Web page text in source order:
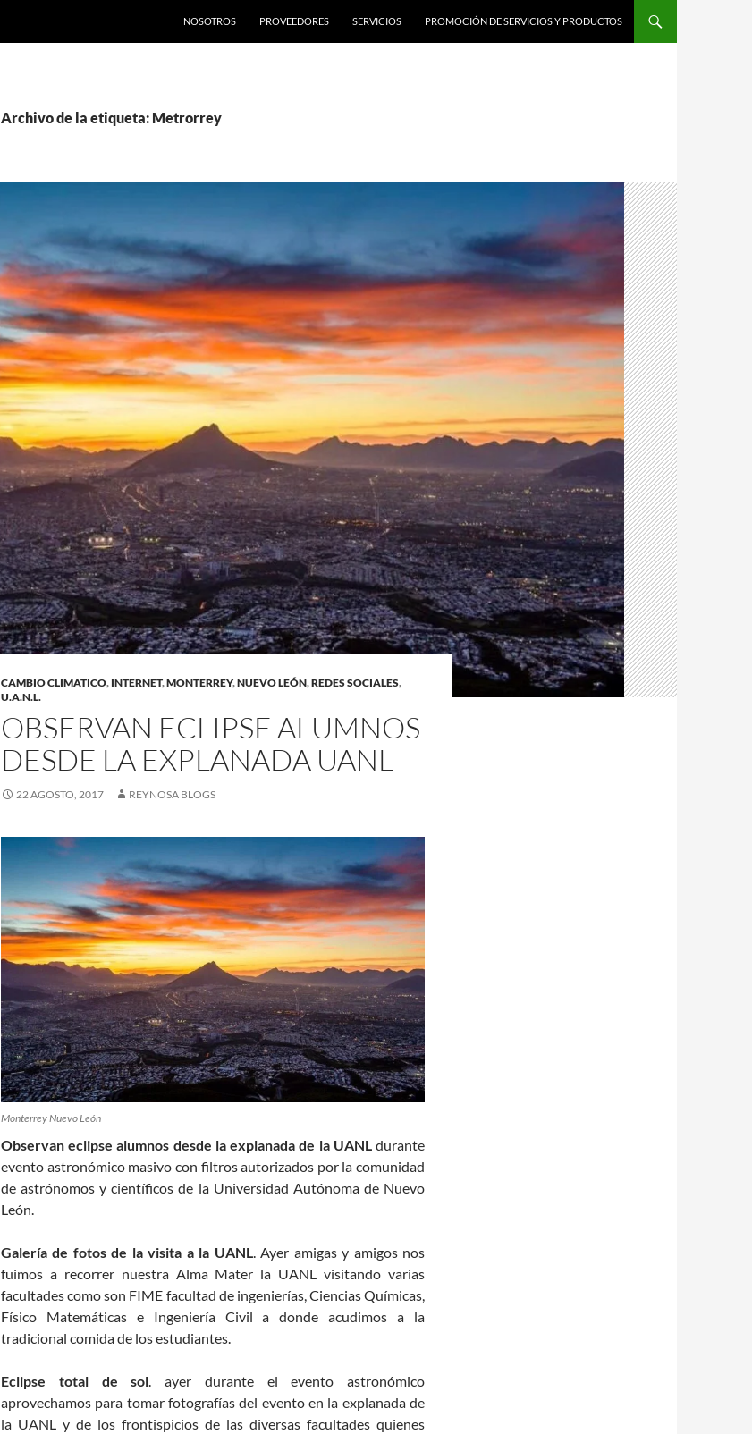
NOSOTROS
PROVEEDORES SERVICIOS PROMOCIÓN DE SERVICIOS Y PRODUCTOS
Archivo de la etiqueta: Metrorrey
CAMBIO CLIMATICO, INTERNET,MONTERREY,NUEVO LEÓN,REDES SOCIALES,
U.A.N.L.
OBSERVAN ECLIPSE ALUMNOS
DESDE LA EXPLANADA UANL
22 AGOSTO, 2017 REYNOSA BLOGS
Monterrey Nuevo León
Observan eclipse alumnos desde la explanada de la UANL durante
evento astronómico masivo con filtros autorizados por la comunidad
de astrónomos y científicos de la Universidad Autónoma de Nuevo
León.
Galería de fotos de la visita a la UANL
. Ayer amigas y amigos nos
fuimos a recorrer nuestra Alma Mater la UANL visitando varias
facultades como son FIME facultad de ingenierías, Ciencias Químicas,
Físico Matemáticas e Ingeniería Civil a donde acudimos a la
tradicional comida de los estudiantes.
Eclipse total de sol . ayer durante el evento astronómico
aprovechamos para tomar fotografías del evento en la explanada de
la UANL y de los frontispicios de las diversas facultades quienes